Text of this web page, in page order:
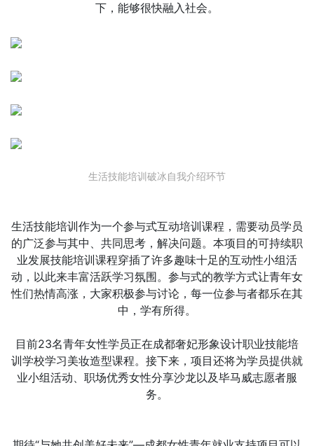
下，能够很快融入社会。
生活技能培训破冰自我介绍环节
生活技能培训作为一个参与式互动培训课程，需要动员学员
的广泛参与其中、共同思考，解决问题。本项目的可持续职
业发展技能培训课程穿插了许多趣味十足的互动性小组活
动，以此来丰富活跃学习氛围。参与式的教学方式让青年女
性们热情高涨，大家积极参与讨论，每一位参与者都乐在其
中，学有所得。
目前23名青年女性学员正在成都奢妃形象设计职业技能培
训学校学习美妆造型课程。接下来，项目还将为学员提供就
业小组活动、职场优秀女性分享沙龙以及毕马威志愿者服
务。